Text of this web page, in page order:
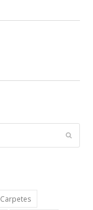
Submit
Carpetes